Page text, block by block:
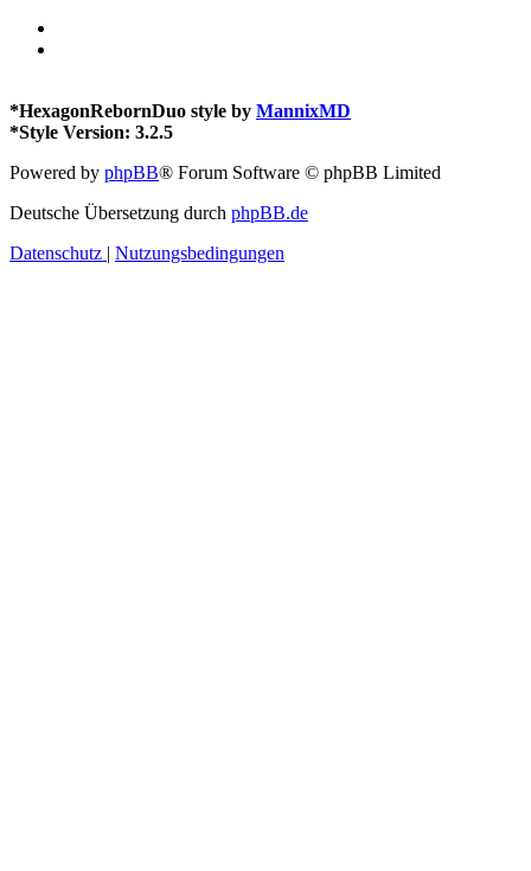
*HexagonRebornDuo style by MannixMD
*Style Version: 3.2.5
Powered by phpBB® Forum Software © phpBB Limited
Deutsche Übersetzung durch phpBB.de
Datenschutz | Nutzungsbedingungen